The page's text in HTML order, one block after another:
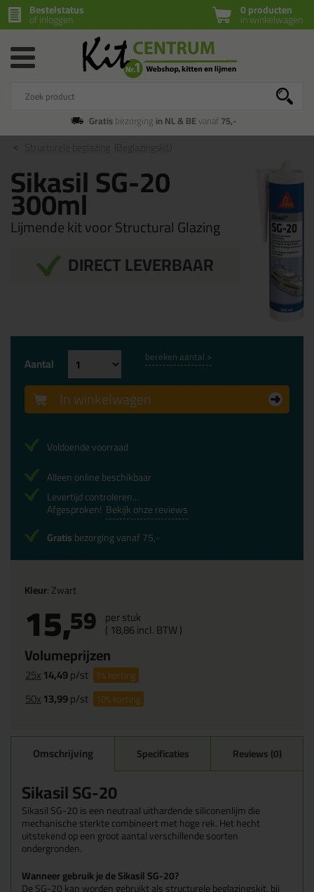
0 producten
in winkelwagen
Bestelstatus
of inloggen
Gratisbezorging in NL & BEvanaf75,-
Sikasil SG-20
300ml
Lijmende kit voor Structural Glazing
DIRECT LEVERBAAR
Kleur: Zwart
15,59 per stuk
( 18,86incl. BTW )
Volumeprijzen
25x14,49p/st 7%korting
50x13,99p/st 10%korting
Aantal bereken aantal >
In winkelwagen
Voldoende voorraad
Alleen online beschikbaar
Levertijd controleren...
Afgesproken! Bekijk onze reviews
Gratisbezorging vanaf 75,-
Omschrijving Specificaties Reviews (0)
Sikasil SG-20
Sikasil SG-20 is een neutraal uithardende siliconenlijm die
mechanische sterkte combineert met hoge rek. Het hecht
uitstekend op een groot aantal verschillende soorten
ondergronden.
Wanneer gebruik je de Sikasil SG-20?